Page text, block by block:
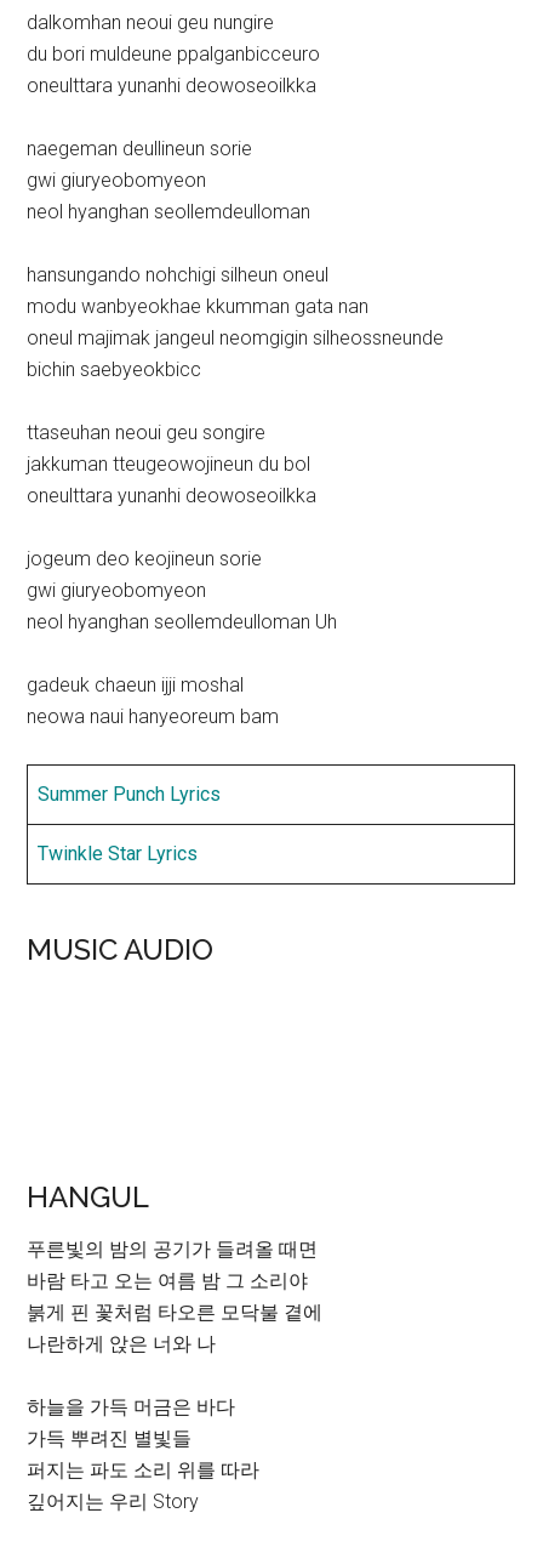
dalkomhan neoui geu nungire
du bori muldeune ppalganbicceuro
oneulttara yunanhi deowoseoilkka
naegeman deullineun sorie
gwi giuryeobomyeon
neol hyanghan seollemdeulloman
hansungando nohchigi silheun oneul
modu wanbyeokhae kkumman gata nan
oneul majimak jangeul neomgigin silheossneunde
bichin saebyeokbicc
ttaseuhan neoui geu songire
jakkuman tteugeowojineun du bol
oneulttara yunanhi deowoseoilkka
jogeum deo keojineun sorie
gwi giuryeobomyeon
neol hyanghan seollemdeulloman Uh
gadeuk chaeun ijji moshal
neowa naui hanyeoreum bam
Summer Punch Lyrics
Twinkle Star Lyrics
MUSIC AUDIO
HANGUL
푸른빛의 밤의 공기가 들려올 때면
바람 타고 오는 여름 밤 그 소리야
붉게 핀 꽃처럼 타오른 모닥불 곁에
나란하게 앉은 너와 나
하늘을 가득 머금은 바다
가득 뿌려진 별빛들
퍼지는 파도 소리 위를 따라
깊어지는 우리 Story